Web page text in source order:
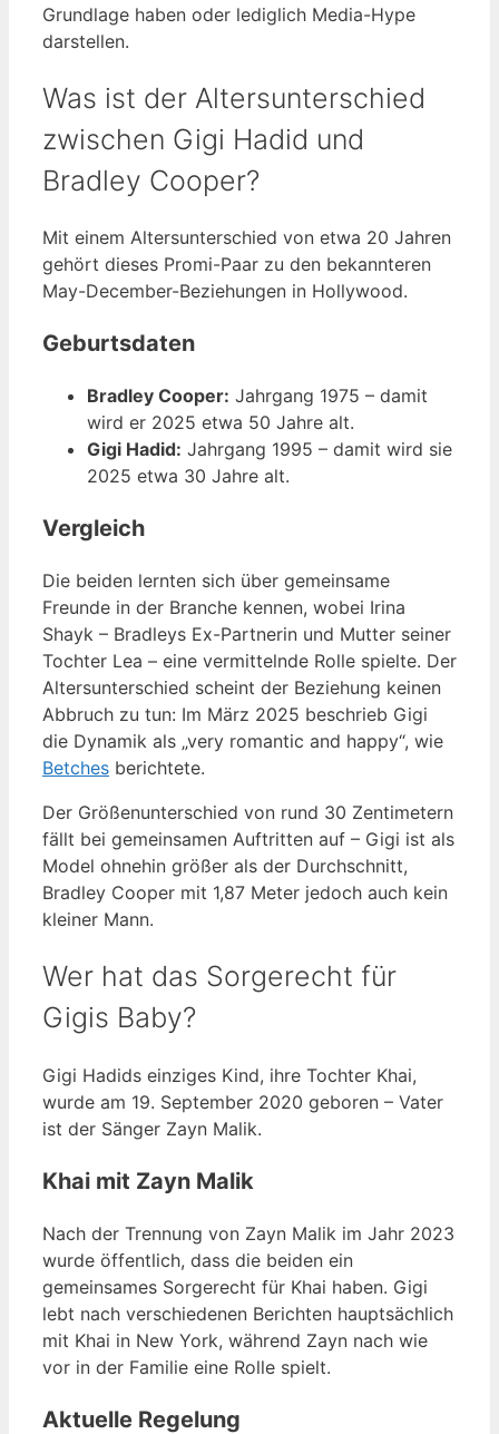
Grundlage haben oder lediglich Media-Hype
darstellen.
Was ist der Altersunterschied
zwischen Gigi Hadid und
Bradley Cooper?
Mit einem Altersunterschied von etwa 20 Jahren
gehört dieses Promi-Paar zu den bekannteren
May-December-Beziehungen in Hollywood.
Geburtsdaten
Bradley Cooper: Jahrgang 1975 – damit
wird er 2025 etwa 50 Jahre alt.
Gigi Hadid: Jahrgang 1995 – damit wird sie
2025 etwa 30 Jahre alt.
Vergleich
Die beiden lernten sich über gemeinsame
Freunde in der Branche kennen, wobei Irina
Shayk – Bradleys Ex-Partnerin und Mutter seiner
Tochter Lea – eine vermittelnde Rolle spielte. Der
Altersunterschied scheint der Beziehung keinen
Abbruch zu tun: Im März 2025 beschrieb Gigi
die Dynamik als „very romantic and happy“, wie
Betches berichtete.
Der Größenunterschied von rund 30 Zentimetern
fällt bei gemeinsamen Auftritten auf – Gigi ist als
Model ohnehin größer als der Durchschnitt,
Bradley Cooper mit 1,87 Meter jedoch auch kein
kleiner Mann.
Wer hat das Sorgerecht für
Gigis Baby?
Gigi Hadids einziges Kind, ihre Tochter Khai,
wurde am 19. September 2020 geboren – Vater
ist der Sänger Zayn Malik.
Khai mit Zayn Malik
Nach der Trennung von Zayn Malik im Jahr 2023
wurde öffentlich, dass die beiden ein
gemeinsames Sorgerecht für Khai haben. Gigi
lebt nach verschiedenen Berichten hauptsächlich
mit Khai in New York, während Zayn nach wie
vor in der Familie eine Rolle spielt.
Aktuelle Regelung